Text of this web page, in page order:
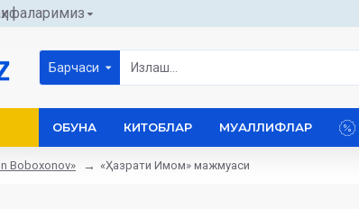
Барчаси
ОБУНА КИТОБЛАР МУАЛЛИФЛАР
Boboxonov» «Ҳазрати Имом» мажмуаси